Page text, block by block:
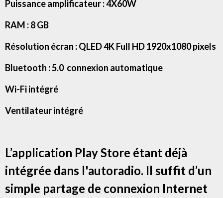
Puissance amplificateur : 4X60W
RAM : 8 GB
Résolution écran : QLED 4K Full HD 1920x1080 pixels
Bluetooth : 5.0 connexion automatique
Wi-Fi intégré
Ventilateur intégré
L’application Play Store étant déjà
intégrée dans l'autoradio. Il suffit d’un
simple partage de connexion Internet